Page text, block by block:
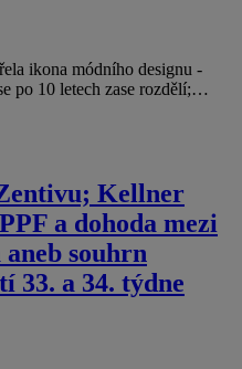
ikona módního designu -
po 10 letech zase rozdělí;…
Kellner
a dohoda mezi
souhrn
33. a 34. týdne